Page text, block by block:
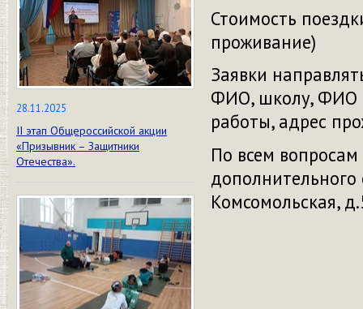
28.11.2025
II этап Общероссийской акции
«Призывник – Защитники
Отечества».
Стоимость
проживание)
Заявки
ФИО, школу, ФИО
работы, адрес
По всем
дополнительного
Комсомольская,